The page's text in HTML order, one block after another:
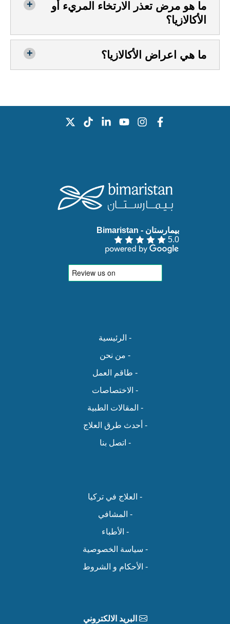
ما هو مرض تعذر الارتخاء المريء أو
الأكالازيا؟
ما هي اعراض الأكالازيا؟
بيمارستان - Bimaristan‏
5.0
- الرئيسية
- من نحن
- طاقم العمل
- الاختصاصات
- المقالات الطبية
- أحدث طرق العلاج
- اتصل بنا
- العلاج في تركيا
- المشافي
- الأطباء
- سياسة الخصوصية
- الأحكام و الشروط
البريد الالكتروني